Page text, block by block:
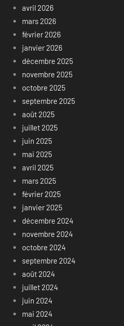
avril 2026
mars 2026
février 2026
janvier 2026
décembre 2025
novembre 2025
octobre 2025
septembre 2025
août 2025
juillet 2025
juin 2025
mai 2025
avril 2025
mars 2025
février 2025
janvier 2025
décembre 2024
novembre 2024
octobre 2024
septembre 2024
août 2024
juillet 2024
juin 2024
mai 2024